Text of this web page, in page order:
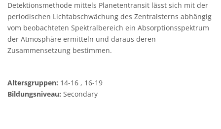
Detektionsmethode mittels Planetentransit lässt sich mit der
periodischen Lichtabschwächung des Zentralsterns abhängig
vom beobachteten Spektralbereich ein Absorptionsspektrum
der Atmosphäre ermitteln und daraus deren
Zusammensetzung bestimmen.
Altersgruppen: 14-16 , 16-19
Bildungsniveau: Secondary